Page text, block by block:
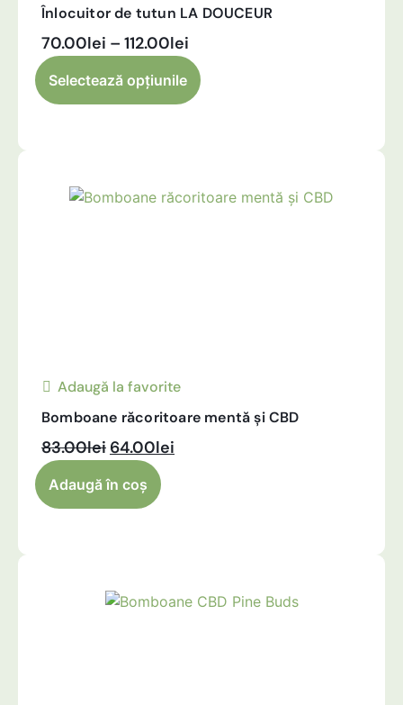
Înlocuitor de tutun LA DOUCEUR
70.00lei – 112.00lei
Selectează opțiunile
Adaugă la favorite
Bomboane răcoritoare mentă și CBD
83.00lei 64.00lei
Adaugă în coș